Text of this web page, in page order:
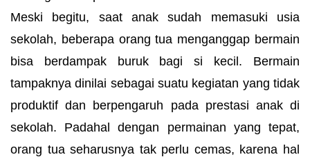
Meski begitu, saat anak sudah memasuki usia
sekolah, beberapa orang tua menganggap bermain
bisa berdampak buruk bagi si kecil. Bermain
tampaknya dinilai sebagai suatu kegiatan yang tidak
produktif dan berpengaruh pada prestasi anak di
sekolah. Padahal dengan permainan yang tepat,
orang tua seharusnya tak perlu cemas, karena hal